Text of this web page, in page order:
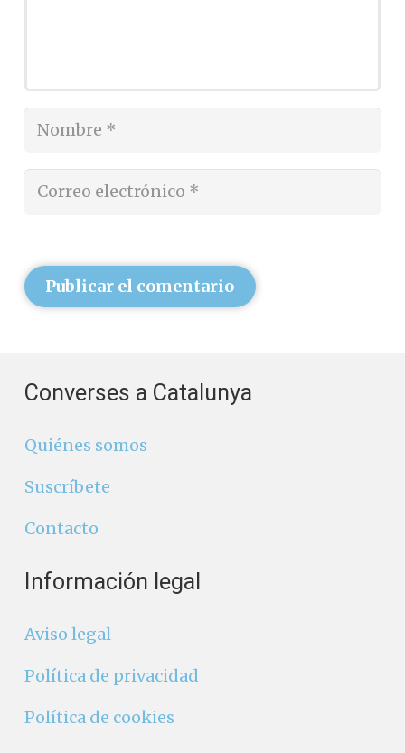
Publicar el comentario
Converses a Catalunya
Quiénes somos
Suscríbete
Contacto
Información legal
Aviso legal
Política de privacidad
Política de cookies